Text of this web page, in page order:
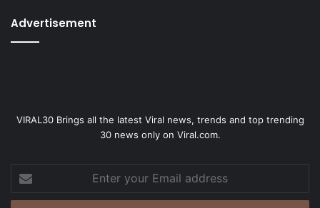
Advertisement
VIRAL30 Brings all the latest Viral news, trends and top trending
30 news only on Viral.com.
your
Email